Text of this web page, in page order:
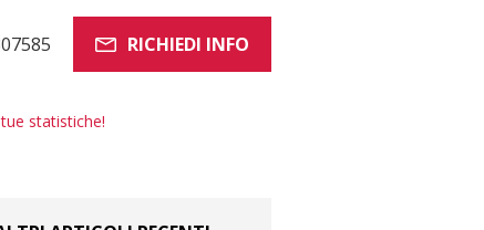
RICHIEDI INFO
statistiche!